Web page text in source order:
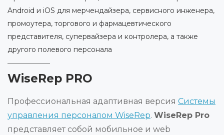
Android и iOS для мерчендайзера, сервисного инженера,
промоутера, торгового и фармацевтического
представителя, супервайзера и контролера, а также
другого полевого персонала
WiseRep PRO
Профессиональная адаптивная версия Системы
управления персоналом WiseRep. WiseRep Pro
представляет собой мобильное и web